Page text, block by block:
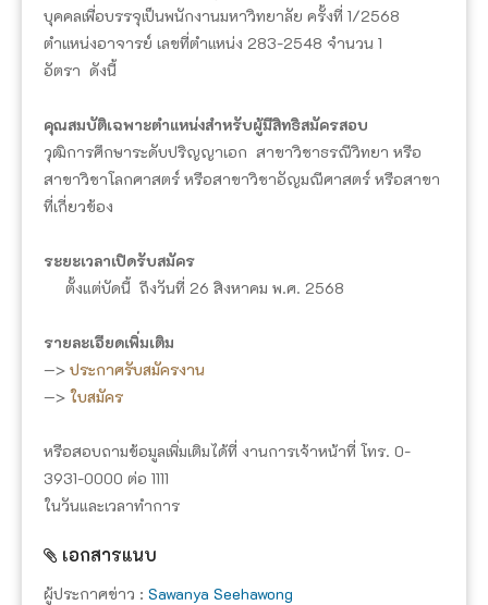
บุคคลเพื่อบรรจุเป็นพนักงานมหาวิทยาลัย ครั้งที่ 1/2568
ตำแหน่งอาจารย์ เลขที่ตำแหน่ง 283-2548 จำนวน 1
อัตรา ดังนี้
คุณสมบัติเฉพาะตำแหน่งสำหรับผู้มีสิทธิสมัครสอบ
วุฒิการศึกษาระดับปริญญาเอก สาขาวิชาธรณีวิทยา หรือ
สาขาวิชาโลกศาสตร์ หรือสาขาวิชาอัญมณีศาสตร์ หรือสาขา
ที่เกี่ยวข้อง
ระยะเวลาเปิดรับสมัคร
ตั้งแต่บัดนี้ ถึงวันที่ 26 สิงหาคม พ.ศ. 2568
รายละเอียดเพิ่มเติม
—> ประกาศรับสมัครงาน
—> ใบสมัคร
หรือสอบถามข้อมูลเพิ่มเติมได้ที่ งานการเจ้าหน้าที่ โทร. 0-
3931-0000 ต่อ 1111
ในวันและเวลาทำการ
เอกสารแนบ
ผู้ประกาศข่าว : Sawanya Seehawong